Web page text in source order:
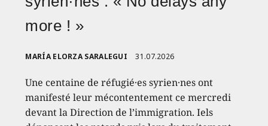
more ! »
MARÍA ELORZA SARALEGUI 31.07.2026
Une centaine de réfugié·es syrien·nes ont
manifesté leur mécontentement ce mercredi
devant la Direction de l’immigration. Iels